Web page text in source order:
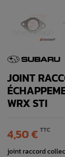
JOINT
WRX STI
4,50 € TTC
joint raccord